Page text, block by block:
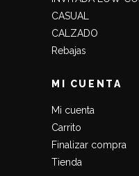
CASUAL
CALZADO
Rebajas
MI CUENTA
Mi cuenta
Carrito
Finalizar compra
Tienda